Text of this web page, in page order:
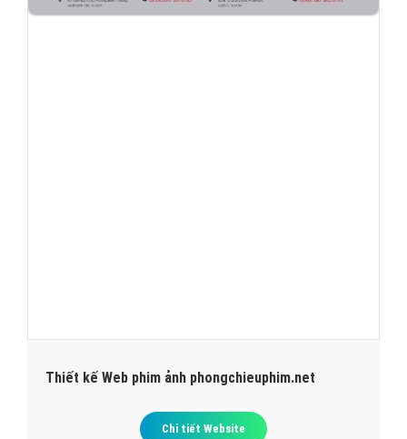
Thiết kế Web phim ảnh phongchieuphim.net
Chi tiết Website